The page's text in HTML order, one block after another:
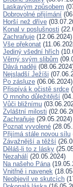
Laskavým způsobem
Dobrovolné přijímání
Horší než dříve
Konal v poslušnosti
Zachraňuje (12.06.2024)
Vše překonat
Jediný všední hřích
Věrný svým slibům
Dává naději
Nejsladší Ježíši
Po zásluze (06.06.2024)
Přispívá k očistě srdce
O mnoho důležitější
Vůči bližnímu
Zvláštní milosti
Zachraňuje (29.05.2024)
Poznat vyvolené
Přijímá stále novou sílu
Závažnější a těžší
Děláš-li to z lásky
Nezahálí (20.05.2024)
Na našeho Pána
Vnitřně i navenek
Neobjevil ve skutcích